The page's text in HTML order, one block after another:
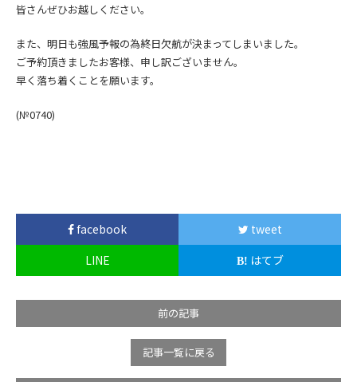
皆さんぜひお越しください。
また、明日も強風予報の為終日欠航が決まってしまいました。
ご予約頂きましたお客様、申し訳ございません。
早く落ち着くことを願います。
(№0740)
facebook
tweet
LINE
はてブ
前の記事
記事一覧に戻る